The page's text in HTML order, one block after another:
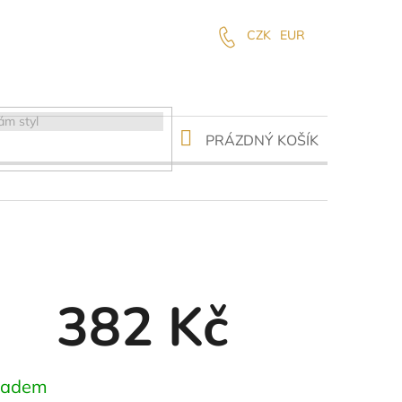
CZK EUR
NÁKUPNÍ
KOŠÍK
PRÁZDNÝ KOŠÍK
382 Kč